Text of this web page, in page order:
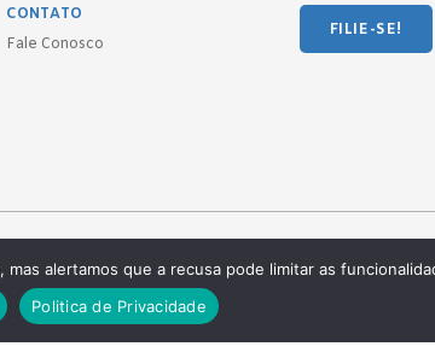
CONTATO
Fale Conosco
FILIE-SE!
alertamos que a recusa pode limitar as
Politica de Privacidade